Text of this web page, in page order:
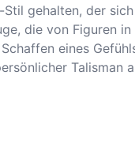
gehalten, der
die von Figuren
eines
Talisman